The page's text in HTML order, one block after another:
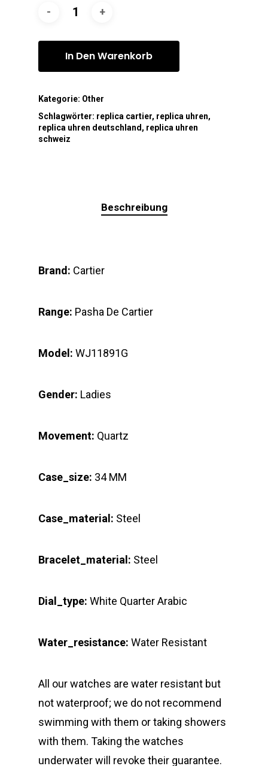
In Den Warenkorb
Kategorie: Other
Schlagwörter: replica cartier, replica uhren,
replica uhren deutschland , replica uhren
schweiz
Beschreibung
Brand: Cartier
Range: Pasha De Cartier
Model: WJ11891G
Gender: Ladies
Movement: Quartz
Case_size: 34 MM
Case_material: Steel
Bracelet_material: Steel
Dial_type: White Quarter Arabic
Water_resistance: Water Resistant
All our watches are water resistant but
not waterproof; we do not recommend
swimming with them or taking showers
with them. Taking the watches
underwater will revoke their guarantee.